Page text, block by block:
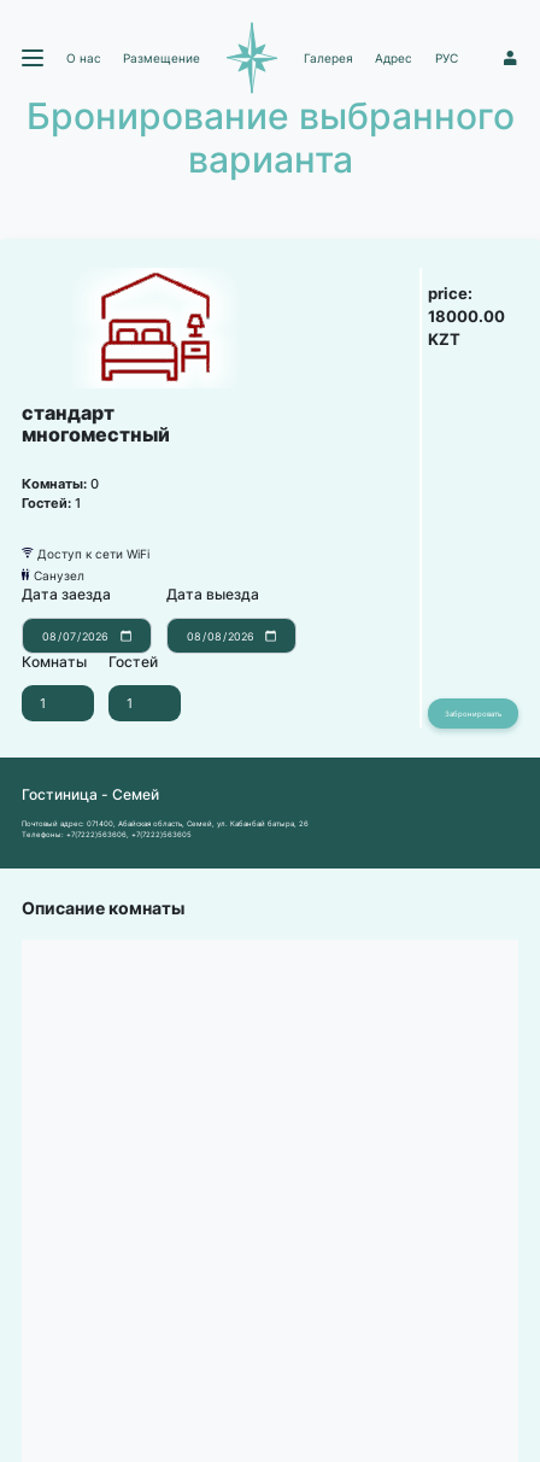
О нас Размещение Галерея Адрес РУС 1
Бронирование выбранного
варианта
стандарт
многоместный
Комнаты: 0
Гостей: 1
뀄 Доступ к сети WiFi
댃 Санузел
Дата заезда Дата выезда
Комнаты Гостей
price:
18000.00
KZT
Гостиница - Семей
Почтовый адрес: 071400, Абайская область, Семей, ул. Кабанбай батыра, 26
Телефоны: +7(7222)563606 +7(7222)563605
Описание комнаты